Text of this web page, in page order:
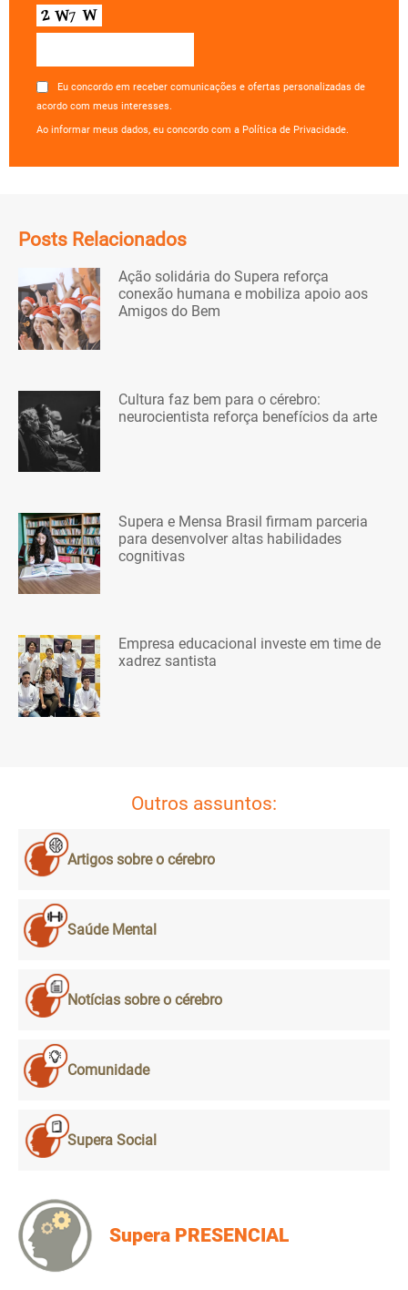
Eu concordo em receber comunicações e ofertas personalizadas de
acordo com meus interesses.
Ao informar meus dados, eu concordo com a Política de Privacidade.
Posts Relacionados
Ação solidária do Supera reforça
conexão humana e mobiliza apoio aos
Amigos do Bem
Cultura faz bem para o cérebro:
neurocientista reforça benefícios da arte
Supera e Mensa Brasil firmam parceria
para desenvolver altas habilidades
cognitivas
Empresa educacional investe em time de
xadrez santista
Outros assuntos:
Artigos sobre o cérebro
Saúde Mental
Notícias sobre o cérebro
Comunidade
Supera Social
Supera PRESENCIAL